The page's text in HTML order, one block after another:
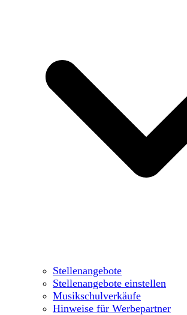
Stellenangebote
Stellenangebote einstellen
Musikschulverkäufe
Hinweise für Werbepartner